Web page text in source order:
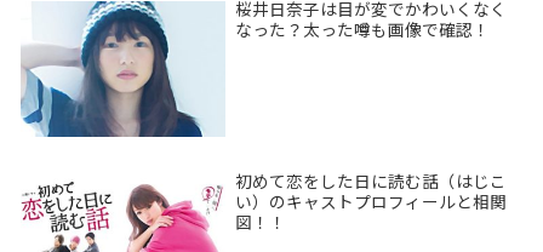
桜井日奈子は目が変でかわいくなく
なった？太った噂も画像で確認！
初めて恋をした日に読む話（はじこ
い）のキャストプロフィールと相関
図！！